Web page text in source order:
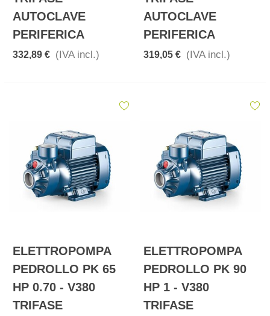
AUTOCLAVE
PERIFERICA
332,89 € (IVA incl.)
AUTOCLAVE
PERIFERICA
319,05 € (IVA incl.)
ELETTROPOMPA
PEDROLLO PK 65
HP 0.70 - V380
TRIFASE
ELETTROPOMPA
PEDROLLO PK 90
HP 1 - V380
TRIFASE